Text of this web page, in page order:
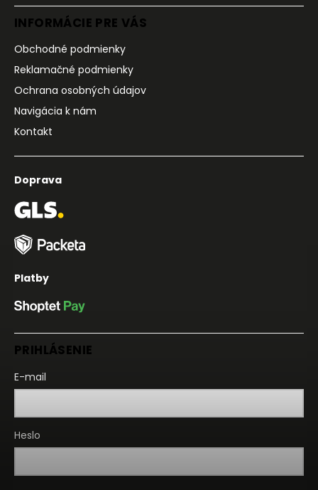
INFORMÁCIE PRE VÁS
Obchodné podmienky
Reklamačné podmienky
Ochrana osobných údajov
Navigácia k nám
Kontakt
Doprava
Platby
PRIHLÁSENIE
E-mail
Heslo